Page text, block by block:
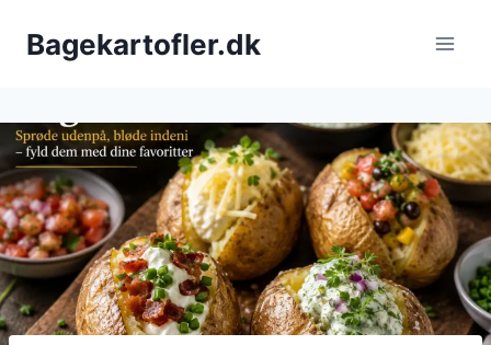
Bagekartofler.dk